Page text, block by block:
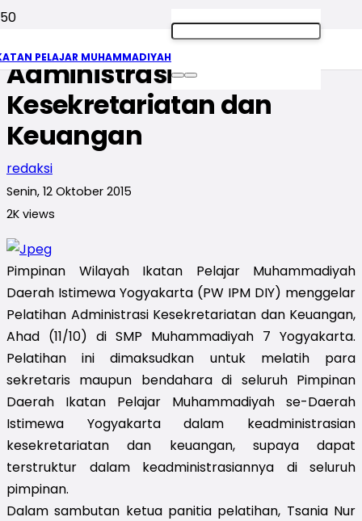
PELAJAR MUHAMMADIYAH
PW IPM DIY Gelar Pelatihan
Administrasi
Kesekretariatan dan
Keuangan
redaksi
Senin, 12 Oktober 2015
2K views
Pimpinan Wilayah Ikatan Pelajar Muhammadiyah
Daerah Istimewa Yogyakarta (PW IPM DIY) menggelar
Pelatihan Administrasi Kesekretariatan dan Keuangan,
Ahad (11/10) di SMP Muhammadiyah 7 Yogyakarta.
Pelatihan ini dimaksudkan untuk melatih para
sekretaris maupun bendahara di seluruh Pimpinan
Daerah Ikatan Pelajar Muhammadiyah se-Daerah
Istimewa Yogyakarta dalam keadministrasian
kesekretariatan dan keuangan, supaya dapat
terstruktur dalam keadministrasiannya di seluruh
pimpinan.
Dalam sambutan ketua panitia pelatihan, Tsania Nur